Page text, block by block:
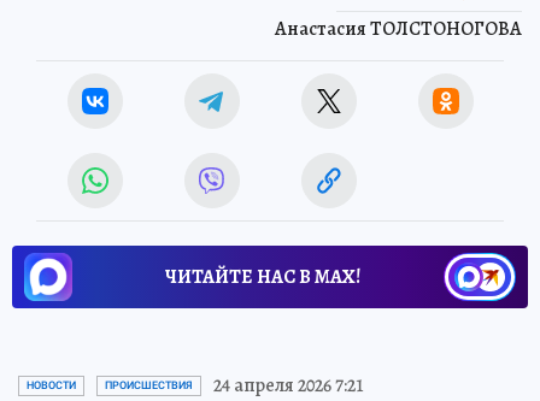
Анастасия ТОЛСТОНОГОВА
ЧИТАЙТЕ НАС В МАХ!
НОВОСТИ ПРОИСШЕСТВИЯ 24 апреля 2026 7:21